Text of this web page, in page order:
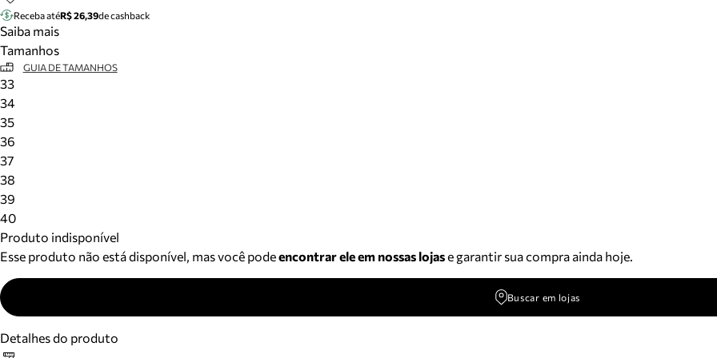
Receba atéR$ 26,39de cashback
Saiba mais
Tamanhos
GUIA DE TAMANHOS
33
34
35
36
37
38
39
40
Produto indisponível
Esse produto não está disponível, mas você podeencontrar ele em nossas lojase garantir sua compra ainda hoje.
Buscar em lojas
Detalhes do produto